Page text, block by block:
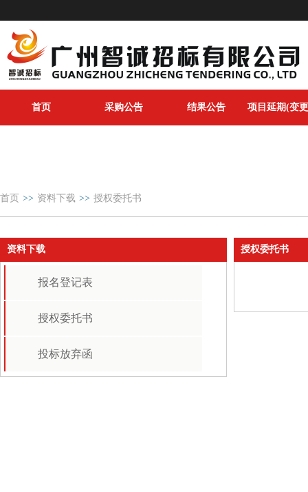
首页 采购公告 结果公告 项目延期(变
首页 >> 资料下载 >> 授权委托书
资料下载
报名登记表
授权委托书
投标放弃函
授权委托书